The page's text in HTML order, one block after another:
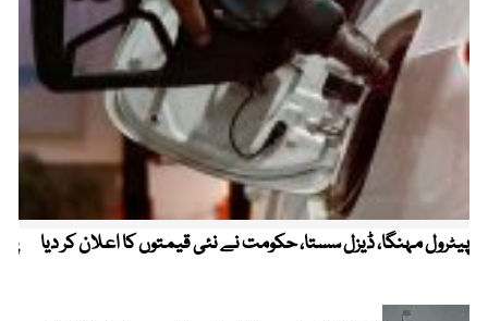
پیٹرول مہنگا، ڈیزل سستا، حکومت نے نئی قیمتوں کا اعلان کر دیا